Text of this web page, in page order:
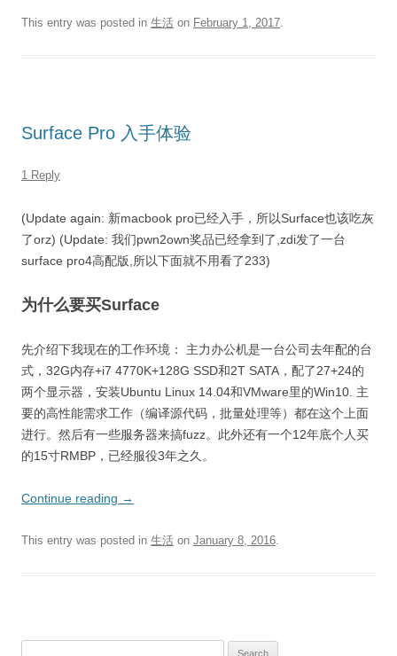
This entry was posted in 生活 on February 1, 2017.
Surface Pro 入手体验
1 Reply
(Update again: 新macbook pro已经入手，所以Surface也该吃灰
了orz) (Update: 我们pwn2own奖品已经拿到了,zdi发了一台
surface pro4高配版,所以下面就不用看了233)
为什么要买Surface
先介绍下我现在的工作环境： 主力办公机是一台公司去年配的台
式，32G内存+i7 4770K+128G SSD和2T SATA，配了27+24的
两个显示器，安装Ubuntu Linux 14.04和VMware里的Win10. 主
要的高性能需求工作（编译源代码，批量处理等）都在这个上面
进行。然后有一些服务器来搞fuzz。此外还有一个12年底个人买
的15寸RMBP，已经服役3年之久。
Continue reading →
This entry was posted in 生活 on January 8, 2016.